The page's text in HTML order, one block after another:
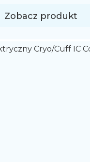
wybranej części
opuchliznę i krwiaki.
pacjenta
składa […]
Zobacz produkt